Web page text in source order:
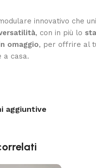
innovativo che
, con in più lo
omaggio, per offrire al
a casa.
aggiuntive